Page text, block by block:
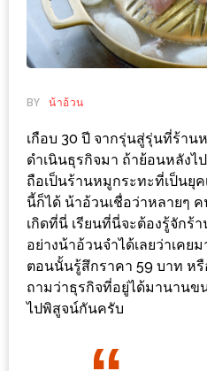
ช้อป
ชิ
ลล์
HIMMA
MARKET
FESTIVAL
10
ร้าน
พ่อ
ค้า
แม่ค้า
BY น้าอ้วน
เกือบ 30 ปี จากรุ่นสู่รุ่นที่ร้าน
ดำเนินธุรกิจมา ถ้าย้อนหลังไ
ถือเป็นร้านหมูกระทะที่เป็นยุ
นี้ก็ได้ น้าอ้วนเชื่อว่าหลายๆ
เกิดที่นี่ เรียนที่นี่จะต้องรู้จัก
อย่างน้าอ้วนจำได้เลยว่าเคย
ตอนนั้นรู้สึกราคา 59 บาท ห
ถามว่าธุรกิจที่อยู่ได้มานานข
ไปพิสูจน์กันครับ